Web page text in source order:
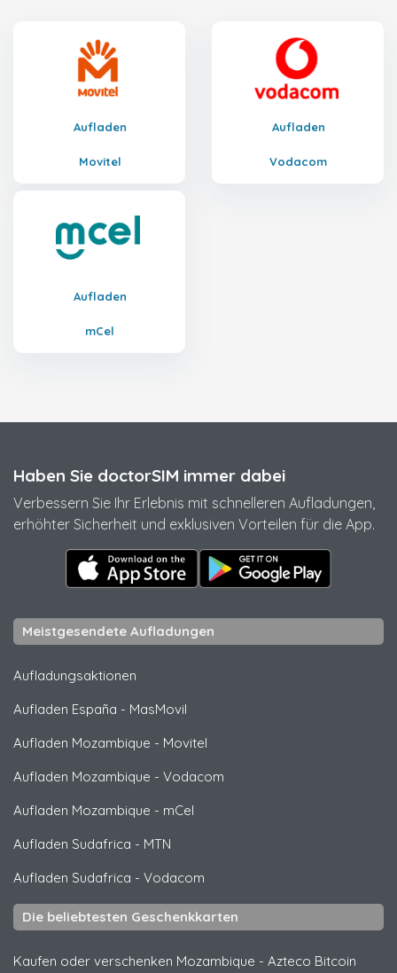
Aufladen
Movitel
Aufladen
Vodacom
Aufladen
mCel
Haben Sie doctorSIM immer dabei
Verbessern Sie Ihr Erlebnis mit schnelleren Aufladungen,
erhöhter Sicherheit und exklusiven Vorteilen für die App.
Meistgesendete Aufladungen
Aufladungsaktionen
Aufladen España - MasMovil
Aufladen Mozambique - Movitel
Aufladen Mozambique - Vodacom
Aufladen Mozambique - mCel
Aufladen Sudafrica - MTN
Aufladen Sudafrica - Vodacom
Die beliebtesten Geschenkkarten
Kaufen oder verschenken Mozambique - Azteco Bitcoin